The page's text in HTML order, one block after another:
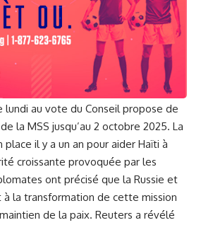
lundi au vote du Conseil propose de
la MSS jusqu’au 2 octobre 2025. La
il y a un an pour aider Haïti à
croissante provoquée par les
ont précisé que la Russie et
à la transformation de cette mission
de la paix. Reuters a révélé